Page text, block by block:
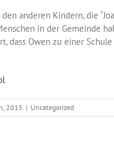
anderen Kindern, die
in der Gemeinde
dass Owen zu einer
2015 | Uncategorized